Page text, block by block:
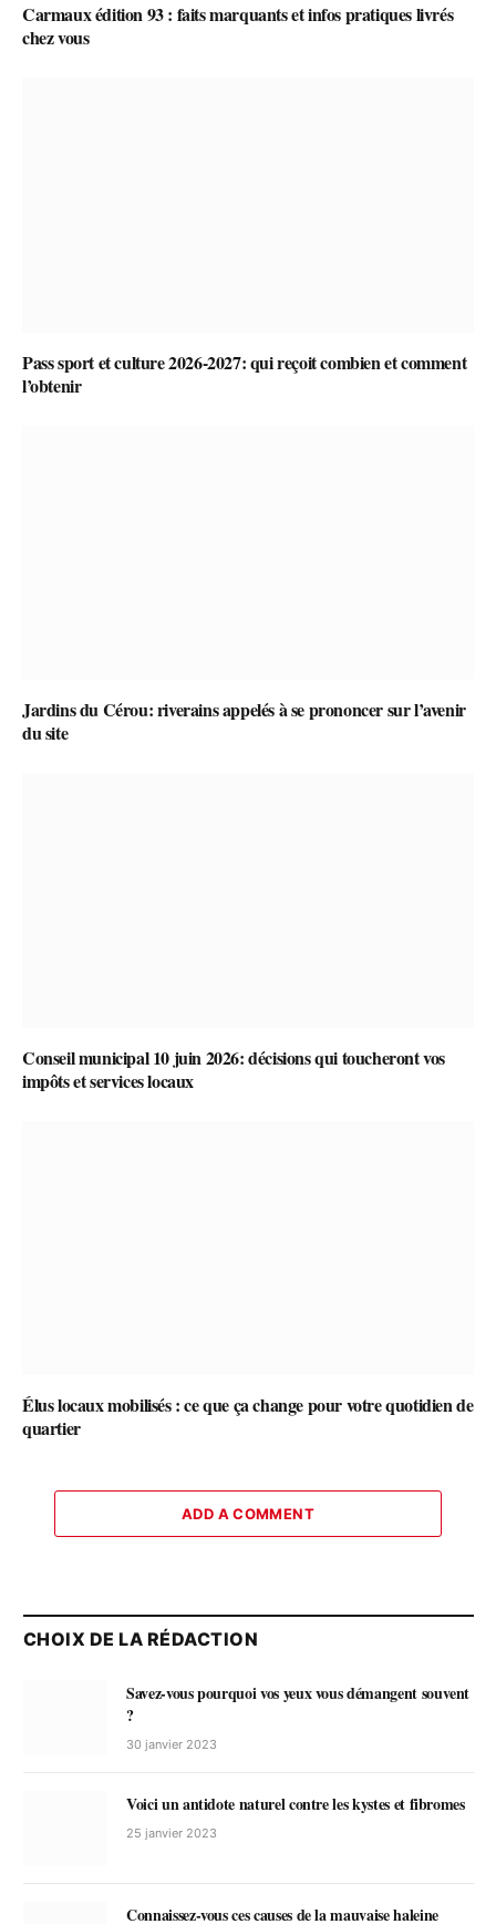
Carmaux édition 93 : faits marquants et infos pratiques livrés
chez vous
Pass sport et culture 2026-2027: qui reçoit combien et comment
l’obtenir
Jardins du Cérou: riverains appelés à se prononcer sur l’avenir
du site
Conseil municipal 10 juin 2026: décisions qui toucheront vos
impôts et services locaux
Élus locaux mobilisés : ce que ça change pour votre quotidien de
quartier
ADD A COMMENT
CHOIX DE LA RÉDACTION
Savez-vous pourquoi vos yeux vous démangent souvent
?
30 janvier 2023
Voici un antidote naturel contre les kystes et fibromes
25 janvier 2023
Connaissez-vous ces causes de la mauvaise haleine